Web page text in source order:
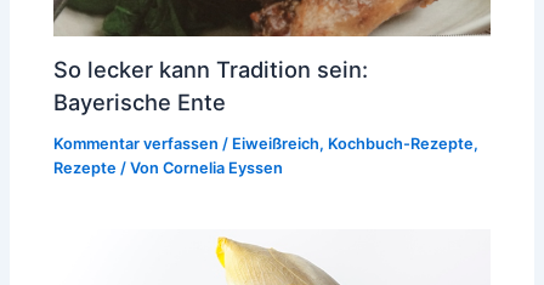
So lecker kann Tradition sein:
Bayerische Ente
Kommentar verfassen / Eiweißreich, Kochbuch-Rezepte,
Rezepte / VonCornelia Eyssen